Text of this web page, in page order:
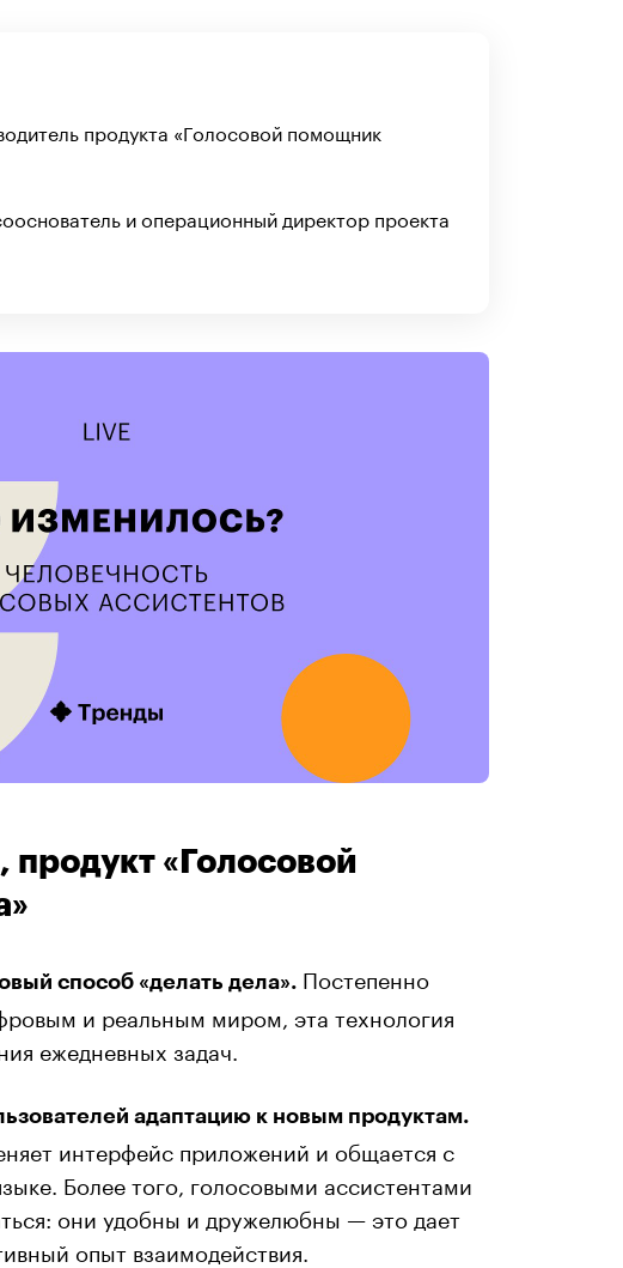
продукта «Голосовой помощник
и операционный директор проекта
«Голосовой
способ «делать дела». Постепенно
и реальным миром, эта технология
ежедневных задач.
адаптацию к новым продуктам.
интерфейс приложений и общается с
Более того, голосовыми ассистентами
они удобны и дружелюбны — это дает
опыт взаимодействия.